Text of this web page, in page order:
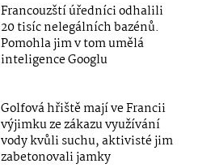
Francouzští úředníci odhalili
20 tisíc nelegálních bazénů.
Pomohla jim v tom umělá
inteligence Googlu
Golfová hřiště mají ve Francii
výjimku ze zákazu využívání
vody kvůli suchu, aktivisté jim
zabetonovali jamky